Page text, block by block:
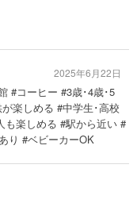
#コーヒー #3歳･4歳･5
楽しめる #中学生･高校
も楽しめる #駅から近い #
り #ベビーカーOK
2025年6月22日